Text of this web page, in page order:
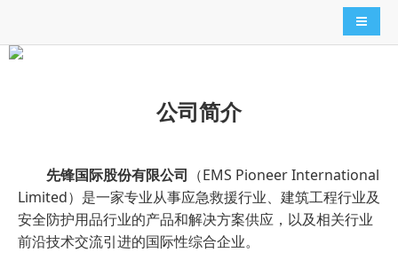
导航切
公司简介
先锋国际股份有限公司 （EMS Pioneer International
Limited）是一家专业从事应急救援行业、建筑工程行业及
安全防护用品行业的产品和解决方案供应，以及相关行业
前沿技术交流引进的国际性综合企业。